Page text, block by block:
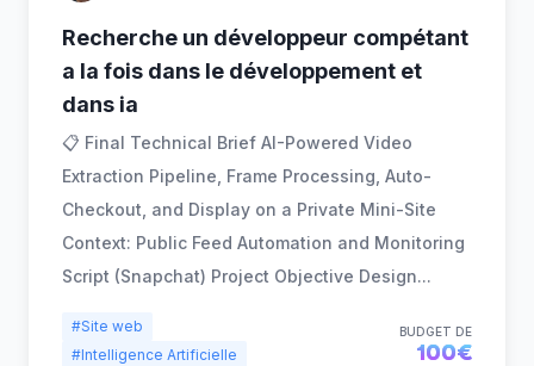
Recherche un développeur compétant
a la fois dans le développement et
dans ia
📋 Final Technical Brief AI-Powered Video
Extraction Pipeline, Frame Processing, Auto-
Checkout, and Display on a Private Mini-Site
Context: Public Feed Automation and Monitoring
Script (Snapchat) Project Objective Design...
#Site web
#Intelligence Artificielle
BUDGET DE
100€